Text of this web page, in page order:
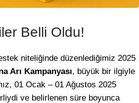
Belli Oldu!
niteliğinde düzenlediğimiz 2025
Arı Kampanyası, büyük bir ilgiyle
01 Ocak – 01 Ağustos 2025
ve belirlenen süre boyunca